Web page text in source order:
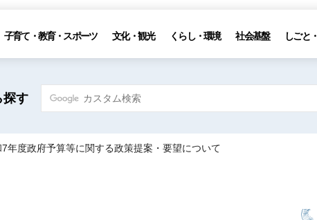
子育て・教育・スポーツ 文化・観光 くらし・環境 社会基盤 しごと
探す
年度政府予算等に関する政策提案・要望について